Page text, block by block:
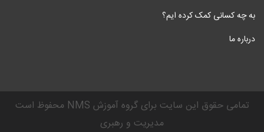
به چه کسانی کمک کرده ایم؟
درباره ما
محفوظ است NMS تمامی حقوق این سایت برای گروه آموزش
مدیریت و رهبری